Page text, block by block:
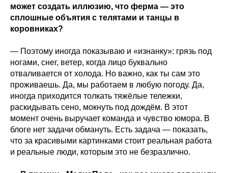
может создать иллюзию, что ферма — это
сплошные объятия с телятами и танцы в
коровниках?
— Поэтому иногда показываю и «изнанку»: грязь под
ногами, снег, ветер, когда лицо буквально
отваливается от холода. Но важно, как ты сам это
проживаешь. Да, мы работаем в любую погоду. Да,
иногда приходится толкать тяжёлые тележки,
раскидывать сено, мокнуть под дождём. В этот
момент очень выручает команда и чувство юмора. В
блоге нет задачи обмануть. Есть задача — показать,
что за красивыми картинками стоит реальная работа
и реальные люди, которым это не безразлично.